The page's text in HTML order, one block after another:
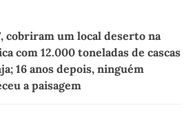
cobriram um local deserto na
com 12.000 toneladas de cascas
16 anos depois, ninguém
a paisagem